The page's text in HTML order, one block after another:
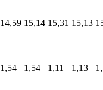
14,59 15,14 15,31 15,13
1,54 1,54 1,11 1,13